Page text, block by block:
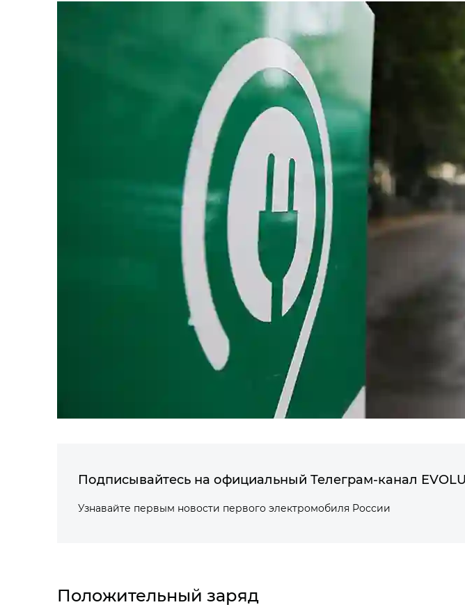
Подписывайтесь на официальный Телеграм-канал
Узнавайте первым новости первого электромобиля России
Положительный заряд